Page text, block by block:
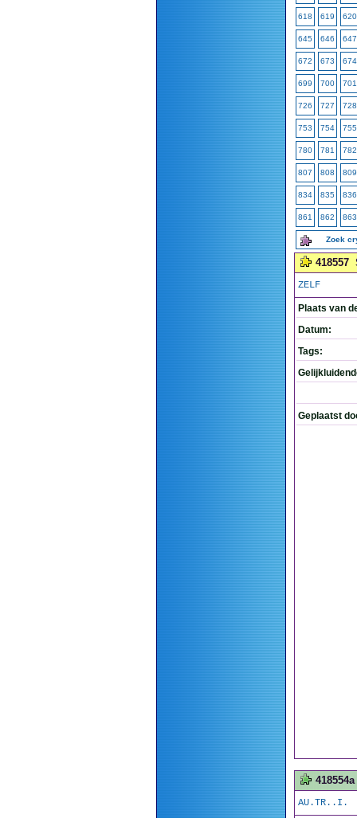
618 619 620
645 646 647
672 673 674
699 700 701
726 727 728
753 754 755
780 781 782
807 808 809
834 835 836
861 862 863
Zoek
418557
ZELF
Plaats van
Datum:
Tags:
Geplaatst
418554a
AU.TR..I.